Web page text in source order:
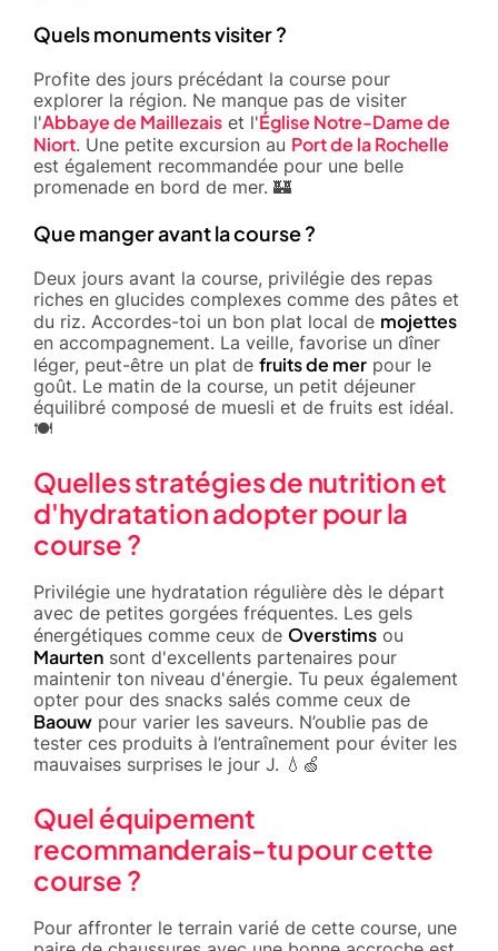
Quels monuments visiter ?
Profite des jours précédant la course pour
explorer la région. Ne manque pas de visiter
l'Abbaye de Maillezais et l'Église Notre-Dame de
Niort. Une petite excursion au Port de la Rochelle
est également recommandée pour une belle
promenade en bord de mer. 🏰
Que manger avant la course ?
Deux jours avant la course, privilégie des repas
riches en glucides complexes comme des pâtes et
du riz. Accordes-toi un bon plat local de mojettes
en accompagnement. La veille, favorise un dîner
léger, peut-être un plat de fruits de mer pour le
goût. Le matin de la course, un petit déjeuner
équilibré composé de muesli et de fruits est idéal.
🍽️
Quelles stratégies de nutrition et
d'hydratation adopter pour la
course ?
Privilégie une hydratation régulière dès le départ
avec de petites gorgées fréquentes. Les gels
énergétiques comme ceux de Overstims ou
Maurten sont d'excellents partenaires pour
maintenir ton niveau d'énergie. Tu peux également
opter pour des snacks salés comme ceux de
Baouw pour varier les saveurs. N’oublie pas de
tester ces produits à l’entraînement pour éviter les
mauvaises surprises le jour J. 💧🍏
Quel équipement
recommanderais-tu pour cette
course ?
Pour affronter le terrain varié de cette course, une